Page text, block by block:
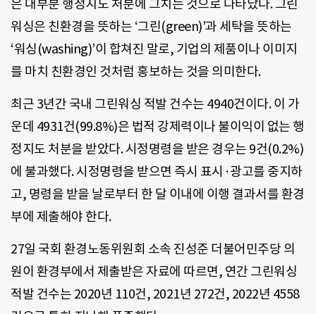
은 대부분 행정지도 처분에 그치는 것으로 나타났다. 그린
워싱은 친환경을 뜻하는 ‘그린(green)’과 세탁을 뜻하는
‘워싱(washing)’이 합쳐진 말로, 기업의 제품이나 이미지
를 마치 친환경인 것처럼 홍보하는 것을 의미한다.
최근 3년간 국내 그린워싱 적발 건수는 4940건이다. 이 가
운데 4931건(99.8%)은 법적 강제력이나 불이익이 없는 행
정지도 처분을 받았다. 시정명령을 받은 경우는 9건(0.2%)
에 불과했다. 시정명령을 받으면 즉시 표시·광고를 중지하
고, 명령을 받을 날로부터 한 달 이내에 이행 결과서를 환경
부에 제출해야 한다.
27일 국회 환경노동위원회 소속 진성준 더불어민주당 의
원이 환경부에서 제출받은 자료에 따르면, 연간 그린워싱
적발 건수는 2020년 110건, 2021년 272건, 2022년 4558